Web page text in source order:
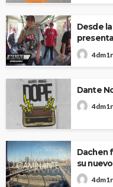
Desde
Dante
Dachen
su